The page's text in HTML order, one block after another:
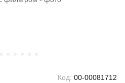
Код: 00-00081712